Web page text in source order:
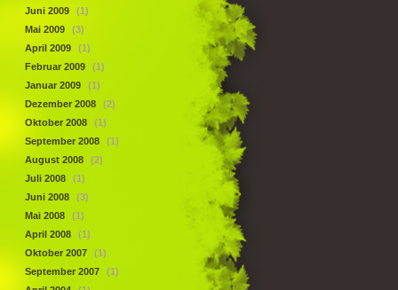
Juni 2009
(1)
Mai 2009
(3)
April 2009
(1)
Februar 2009
(1)
Januar 2009
(1)
Dezember 2008
(2)
Oktober 2008
(1)
September 2008
(1)
August 2008
(2)
Juli 2008
(1)
Juni 2008
(3)
Mai 2008
(1)
April 2008
(1)
Oktober 2007
(1)
September 2007
(1)